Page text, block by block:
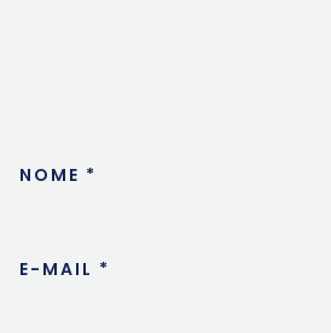
NOME *
E-MAIL *